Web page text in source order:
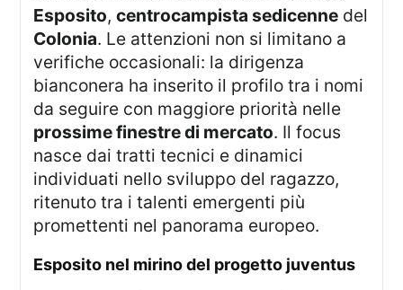
Esposito,centrocampista sedicenne del
Colonia. Le attenzioni non si limitano a
verifiche occasionali: la dirigenza
bianconera ha inserito il profilo tra i nomi
da seguire con maggiore priorità nelle
prossime finestre di mercato. Il focus
nasce dai tratti tecnici e dinamici
individuati nello sviluppo del ragazzo,
ritenuto tra i talenti emergenti più
promettenti nel panorama europeo.
esposito nel mirino del progetto juventus